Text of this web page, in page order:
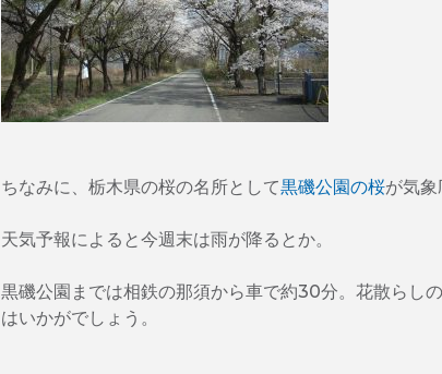
ちなみに、栃木県の桜の名所として黒磯公園の桜が気
天気予報によると今週末は雨が降るとか。
黒磯公園までは相鉄の那須から車で約30分。花散らし
はいかがでしょう。